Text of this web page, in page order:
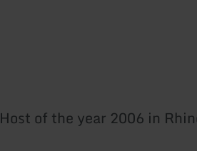
Host of the year 2006 in